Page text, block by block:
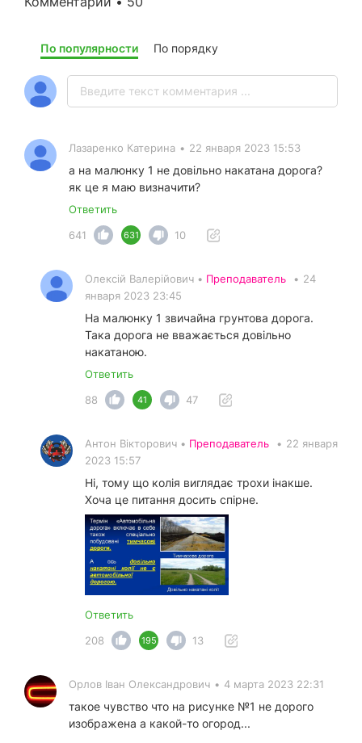
По популярности По порядку
Лазаренко Катерина • 22 января 2023 15:53
а на малюнку 1 не довільно накатана дорога?
як це я маю визначити?
Ответить
641
631 10
Олексій Валерійович • Преподаватель • 24
января 2023 23:45
На малюнку 1 звичайна грунтова дорога.
Така дорога не вважається довільно
накатаною.
Ответить
88
41 47
Антон Вікторович • Преподаватель • 22 января
2023 15:57
Ні, тому що колія виглядає трохи інакше.
Хоча це питання досить спірне.
Ответить
208
195 13
Орлов Іван Олександрович • 4 марта 2023 22:31
такое чувство что на рисунке №1 не дорого
изображена а какой-то огород...